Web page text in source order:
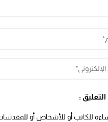
:
للكاتب أو للأشخاص أو للمقدسات